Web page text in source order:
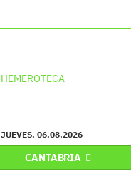
HEMEROTECA
JUEVES. 06.08.2026
CANTABRIA